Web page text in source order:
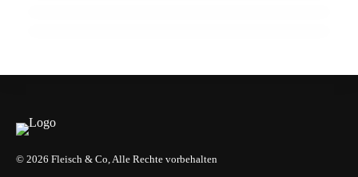
© 2026 Fleisch & Co, Alle Rechte vorbehalten